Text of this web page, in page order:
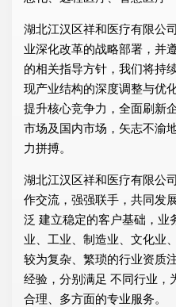
湖北江汉区祥和医疗有限公
业深化改革的战略部署，并
的相关指导方针，我们将持
现产业结构的深度调整与优
提升核心竞争力，全面刷新
市场及国内市场，矢志不渝
力拼搏。
湖北江汉区祥和医疗有限公
作交流，强强联手，共同发
泛 建立稳定的客户基础，业
业、工业、制造业、文化业
较为复杂、繁琐的行业资质
经验，分别满足 不同行业，
合理、多方面的专业服务。